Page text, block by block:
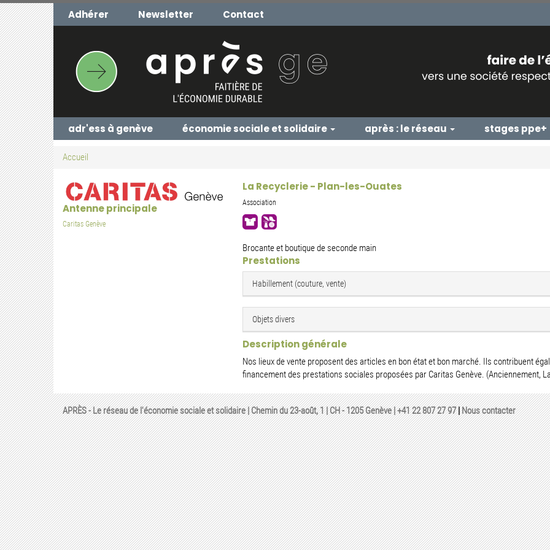
Aller
au
contenu
principal
Adhérer Newsletter Contact
adr'ess à genève économie sociale et solidaire après : le réseau stages ppe+
Accueil
Antenne principale
Caritas Genève
La Recyclerie - Plan-les-Ouates
Association
Brocante et boutique de seconde main
Prestations
Habillement (couture, vente)
Objets divers
Description générale
Nos lieux de vente proposent des articles en bon état et bon marché. Ils contribuent
financement des prestations sociales proposées par Caritas Genève. (Anciennement,
APRÈS - Le réseau de l'économie sociale et solidaire | Chemin du 23-août, 1 | CH - 1205 Genève |+41 22 807 27 97|Nous contacter